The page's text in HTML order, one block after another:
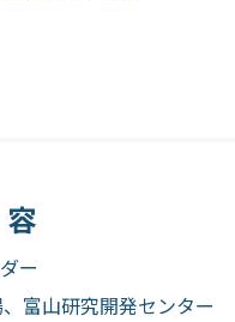
ー
富山研究開発センター